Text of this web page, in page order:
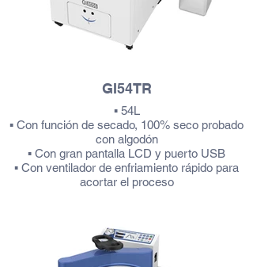
GI54TR
▪ 54L
▪ Con función de secado, 100% seco probado
con algodón
▪ Con gran pantalla LCD y puerto USB
▪ Con ventilador de enfriamiento rápido para
acortar el proceso
Más información